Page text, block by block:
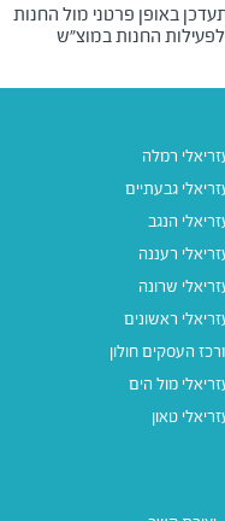
באופן פרטני מול החנות
החנות במוצ"ש
רמלה
גבעתיים
הנגב
רעננה
שרונה
ראשונים
העסקים חולון
מול הים
טאון